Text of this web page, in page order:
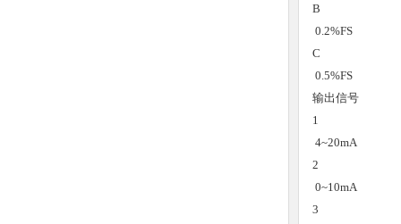
B
0.2%FS
C
0.5%FS
输出信号
1
4~20mA
2
0~10mA
3